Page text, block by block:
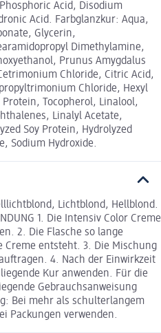
Acid, Disodium
Acid. Farbglanzkur: Aqua,
Glycerin,
Dimethylamine,
Prunus Amygdalus
Chloride, Citric Acid,
Chloride, Hexyl
Tocopherol, Linalool,
Linalyl Acetate,
Soy Protein, Hydrolyzed
Sodium Hydroxide.
Lichtblond, Hellblond.
1. Die Intensiv Color Creme
2. Die Flasche so lange
entsteht. 3. Die Mischung
4. Nach der Einwirkzeit
Kur anwenden. Für die
Gebrauchsanweisung
Bei mehr als schulterlangem
Packungen verwenden.